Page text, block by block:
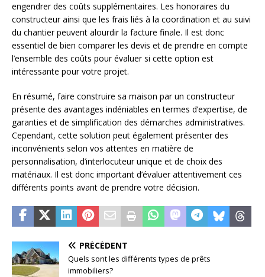
engendrer des coûts supplémentaires. Les honoraires du
constructeur ainsi que les frais liés à la coordination et au suivi
du chantier peuvent alourdir la facture finale. Il est donc
essentiel de bien comparer les devis et de prendre en compte
l’ensemble des coûts pour évaluer si cette option est
intéressante pour votre projet.
En résumé, faire construire sa maison par un constructeur
présente des avantages indéniables en termes d’expertise, de
garanties et de simplification des démarches administratives.
Cependant, cette solution peut également présenter des
inconvénients selon vos attentes en matière de
personnalisation, d’interlocuteur unique et de choix des
matériaux. Il est donc important d’évaluer attentivement ces
différents points avant de prendre votre décision.
PRÉCÉDENT
Quels sont les différents types de prêts
immobiliers?